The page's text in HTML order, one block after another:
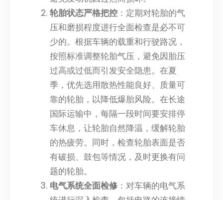
轮胎状态严格把控 ：定期对轮胎的气
压和磨损程度进行全面检查是必不可
少的。根据车辆的载重和行驶路况，
按照标准调整轮胎气压，避免因胎压
过高或过低而引发安全隐患。在夏
季，优先选用散热性能良好、质量可
靠的轮胎，以降低爆胎风险。在长途
国际运输中，每隔一段时间要安排停
车休息，让轮胎自然降温，缓解轮胎
的热疲劳。同时，检查轮胎表面是否
有破损、鼓包等情况，及时更换有问
题的轮胎。
电气系统全面检修 ：对车辆的电气系